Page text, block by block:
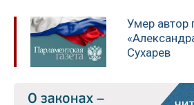
Умер автор
Сухарев